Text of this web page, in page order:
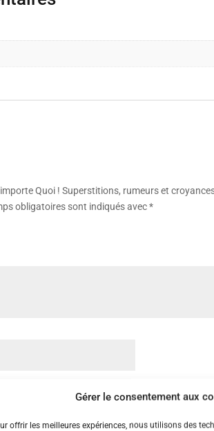
Gérer le consentement aux
offrir les meilleures expériences, nous utilisons des
Quoi ! Superstitions, rumeurs et
obligatoires sont indiqués avec*